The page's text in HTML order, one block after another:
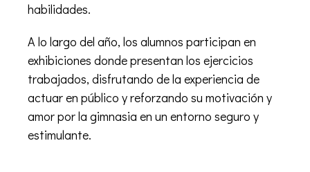
habilidades.
A lo largo del año, los alumnos participan en
exhibiciones donde presentan los ejercicios
trabajados, disfrutando de la experiencia de
actuar en público y reforzando su motivación y
amor por la gimnasia en un entorno seguro y
estimulante.